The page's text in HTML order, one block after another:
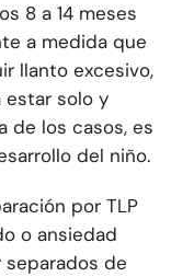
8 a 14 meses
a medida que
llanto excesivo,
estar solo y
de los casos, es
del niño.
por TLP
o ansiedad
de